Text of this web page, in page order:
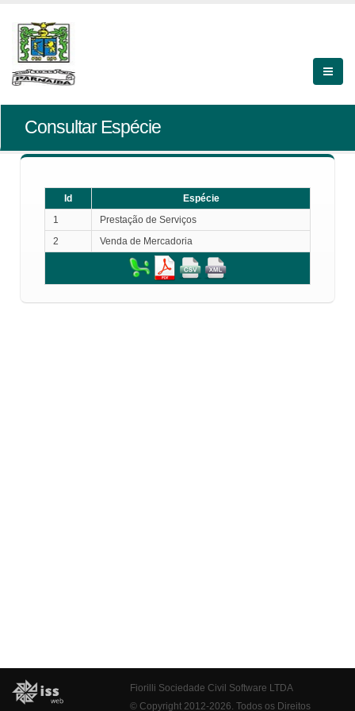
Consultar Espécie
Id
Espécie
1
Prestação de Serviços
2
Venda de Mercadoria
Fiorilli Sociedade Civil Software LTDA
© Copyright 2012-2026. Todos os Direitos